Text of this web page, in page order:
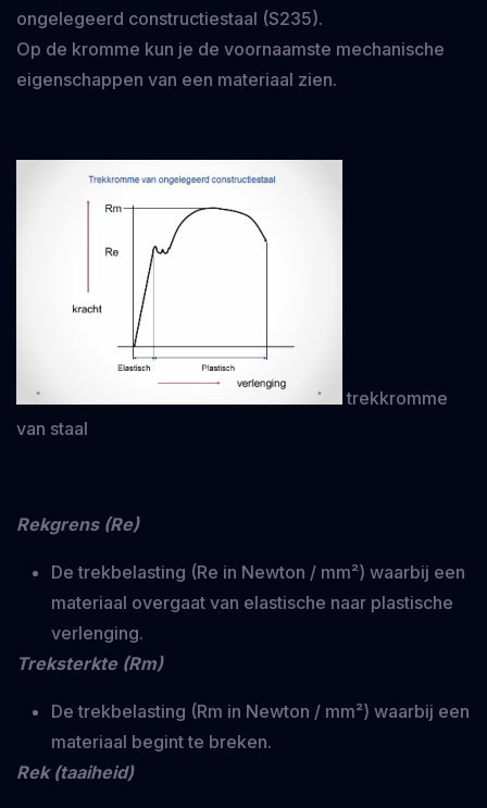
ongelegeerd constructiestaal (S235).
Op de kromme kun je de voornaamste mechanische
eigenschappen van een materiaal zien.
trekkromme
van staal
Rekgrens (Re)
De trekbelasting (Re in Newton / mm²) waarbij een
materiaal overgaat van elastische naar plastische
verlenging.
Treksterkte (Rm)
De trekbelasting (Rm in Newton / mm²) waarbij een
materiaal begint te breken.
Rek (taaiheid)